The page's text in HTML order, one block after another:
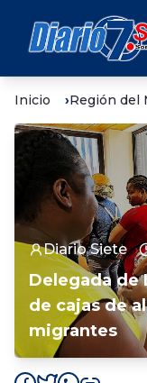
Inicio Región del
Diario Siete
Delegada de
de cajas de
migrantes